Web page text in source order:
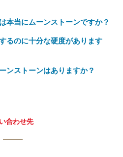
本当にムーンストーンですか？
るのに十分な硬度があります
ンストーンはありますか？
合わせ先